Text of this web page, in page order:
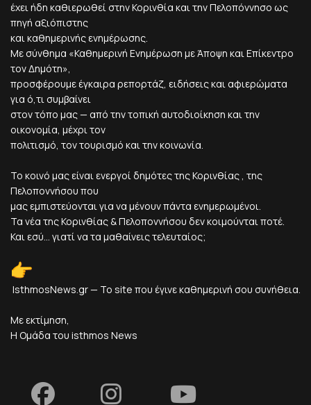
έχει ήδη καθιερωθεί στην Κορινθία και την Πελοπόννησο ως
πηγή αξιόπιστης
και καθημερινής ενημέρωσης.
Με σύνθημα «Καθημερινή Ενημέρωση με Άποψη και Επίκεντρο
τον Δημότη»,
προσφέρουμε έγκαιρα ρεπορτάζ, ειδήσεις και αφιερώματα
για ό,τι συμβαίνει
στον τόπο μας — από την τοπική αυτοδιοίκηση και την
οικονομία, μέχρι τον
πολιτισμό, τον τουρισμό και την κοινωνία.
Το κοινό μας είναι ενεργοί δημότες της Κορινθίας , της
Πελοποννήσου που
μας εμπιστεύονται για να μένουν πάντα ενημερωμένοι.
Τα νέα της Κορινθίας & Πελοποννήσου δεν κοιμούνται ποτέ.
Και εσύ... γιατί να τα μαθαίνεις τελευταίος;
IsthmosNews.gr — Το site που έγινε καθημερινή σου συνήθεια.
Με εκτίμηση,
Η Ομάδα του isthmos News